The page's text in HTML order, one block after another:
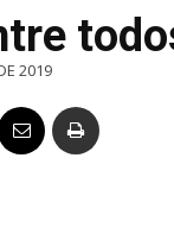
2019